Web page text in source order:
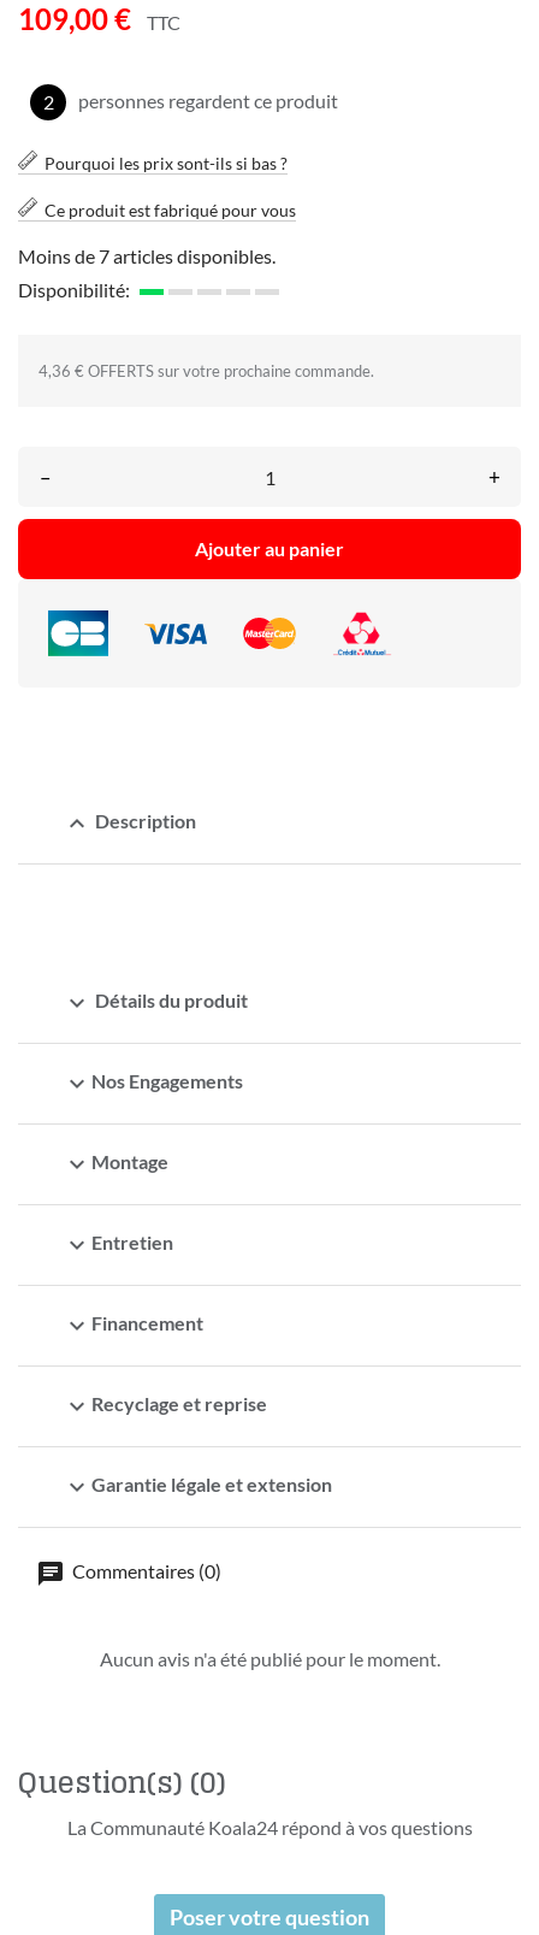
109,00 € TTC
2 personnes regardent ce produit
Pourquoi les prix sont-ils si bas ?
Ce produit est fabriqué pour vous
Moins de 7 articles disponibles.
Disponibilité:
4,36 € OFFERTS sur votre prochaine commande.
– +
Ajouter au panier
expand_less Description
expand_more Détails du produit
expand_more Nos Engagements
expand_more Montage
expand_more Entretien
expand_more Financement
expand_more Recyclage et reprise
expand_more Garantie légale et extension
Commentaires (0)
Aucun avis n'a été publié pour le moment.
Question(s)(0)
La Communauté Koala24 répond à vos questions
Poser votre question